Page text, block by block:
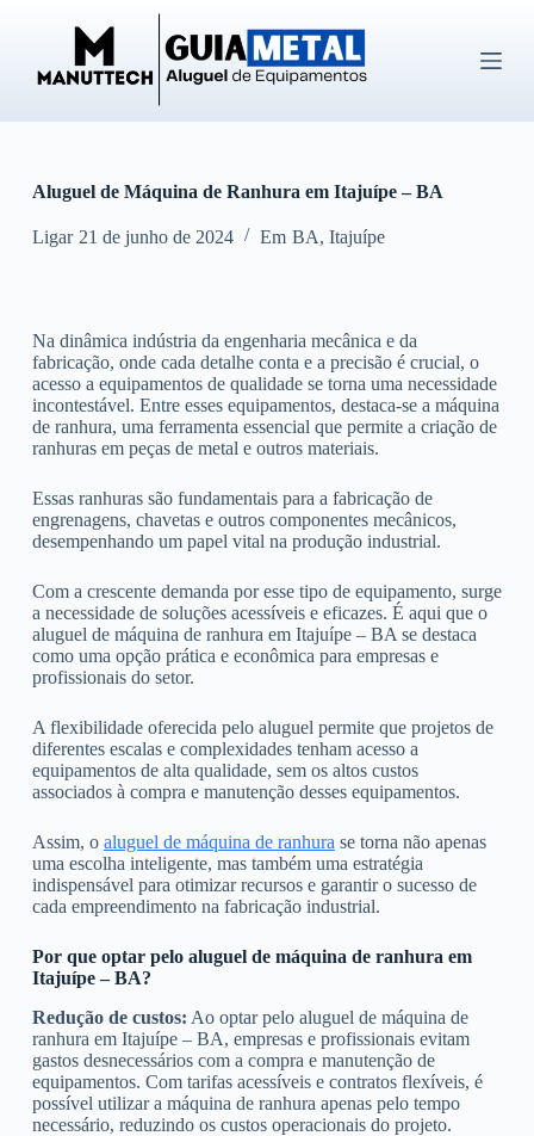
ú
d
o
Aluguel de Máquina de Ranhura em Itajuípe – BA
Ligar 21 de junho de 2024 Em BA, Itajuípe
Na dinâmica indústria da engenharia mecânica e da
fabricação, onde cada detalhe conta e a precisão é crucial, o
acesso a equipamentos de qualidade se torna uma necessidade
incontestável. Entre esses equipamentos, destaca-se a máquina
de ranhura, uma ferramenta essencial que permite a criação de
ranhuras em peças de metal e outros materiais.
Essas ranhuras são fundamentais para a fabricação de
engrenagens, chavetas e outros componentes mecânicos,
desempenhando um papel vital na produção industrial.
Com a crescente demanda por esse tipo de equipamento, surge
a necessidade de soluções acessíveis e eficazes. É aqui que o
aluguel de máquina de ranhura em Itajuípe – BA se destaca
como uma opção prática e econômica para empresas e
profissionais do setor.
A flexibilidade oferecida pelo aluguel permite que projetos de
diferentes escalas e complexidades tenham acesso a
equipamentos de alta qualidade, sem os altos custos
associados à compra e manutenção desses equipamentos.
Assim, o aluguel de máquina de ranhura se torna não apenas
uma escolha inteligente, mas também uma estratégia
indispensável para otimizar recursos e garantir o sucesso de
cada empreendimento na fabricação industrial.
Por que optar pelo aluguel de máquina de ranhura em
Itajuípe – BA?
Redução de custos: Ao optar pelo aluguel de máquina de
ranhura em Itajuípe – BA, empresas e profissionais evitam
gastos desnecessários com a compra e manutenção de
equipamentos. Com tarifas acessíveis e contratos flexíveis, é
possível utilizar a máquina de ranhura apenas pelo tempo
necessário, reduzindo os custos operacionais do projeto.